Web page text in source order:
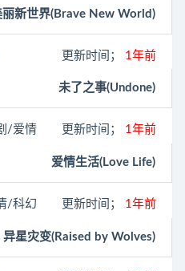
丽新世界(Brave New World)
更新时间； 1年前
未了之事(Undone)
/爱情 更新时间； 1年前
爱情生活(Love Life)
/科幻 更新时间； 1年前
异星灾变(Raised by Wolves)